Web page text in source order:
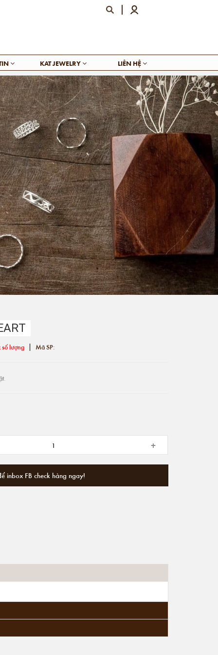
KAT JEWELRY LIÊN HỆ
số lượng | Mã SP:
+
inbox FB check hàng ngay!